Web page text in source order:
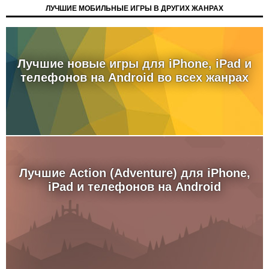
ЛУЧШИЕ МОБИЛЬНЫЕ ИГРЫ В ДРУГИХ ЖАНРАХ
Лучшие новые игры для iPhone, iPad и
телефонов на Android во всех жанрах
Лучшие Action (Adventure) для iPhone,
iPad и телефонов на Android